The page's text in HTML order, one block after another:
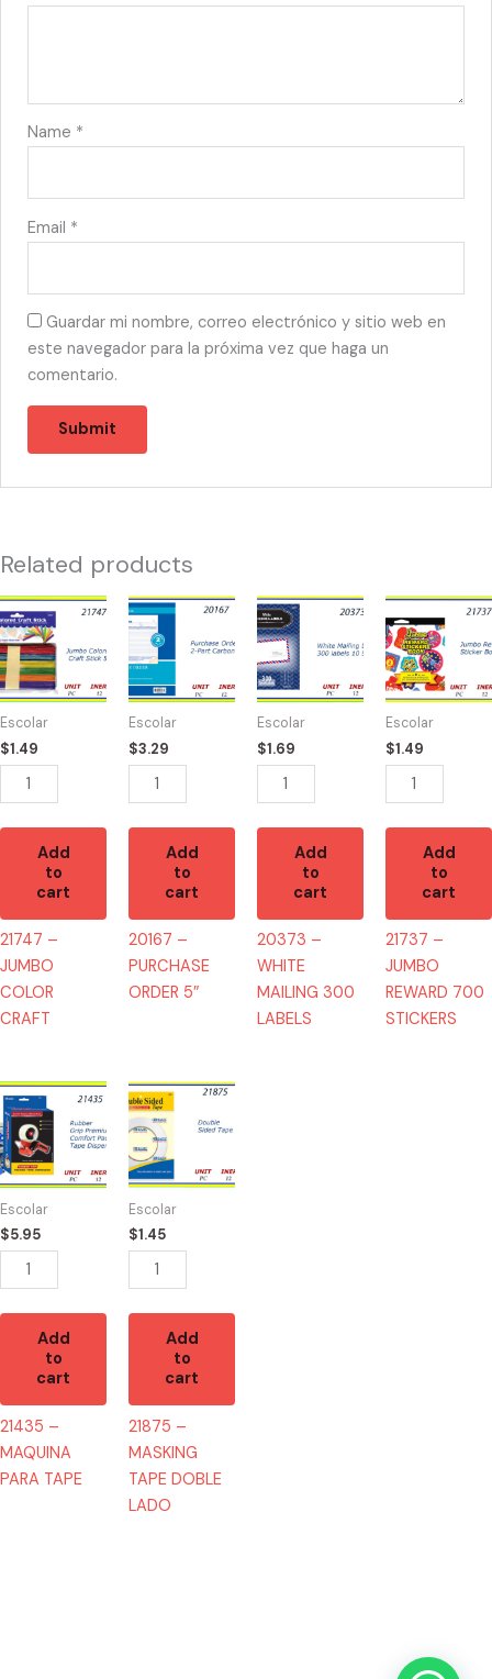
Name *
Email *
Guardar mi nombre, correo electrónico y sitio web en
este navegador para la próxima vez que haga un
comentario.
Related products
Escolar
$1.49
21747
-
JUMBO
COLOR
CRAFT
quantity
Add
to
cart
21747 –
JUMBO
COLOR
CRAFT
Escolar
$3.29
20167
-
PURCHASE
ORDER
5"
quantity
Add
to
cart
20167 –
PURCHASE
ORDER 5″
Escolar
$1.69
20373
-
WHITE
MAILING
300
LABELS
quantity
Add
to
cart
20373 –
WHITE
MAILING 300
LABELS
Escolar
$1.49
21737
-
JUMBO
REWARD
700
STICKERS
quantity
Add
to
cart
21737 –
JUMBO
REWARD 700
STICKERS
Escolar
$5.95
21435
-
MAQUINA
PARA
TAPE
quantity
Add
to
cart
21435 –
MAQUINA
PARA TAPE
Escolar
$1.45
21875
-
MASKING
TAPE
DOBLE
LADO
quantity
Add
to
cart
21875 –
MASKING
TAPE DOBLE
LADO